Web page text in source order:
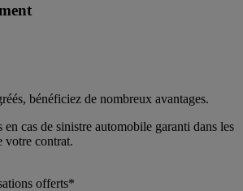
bénéficiez de nombreux avantages.
en cas de sinistre automobile garanti dans les
votre contrat.
offerts*